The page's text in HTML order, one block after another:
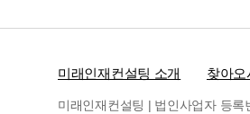
미래인재컨설팅 소개 찾아
미래인재컨설팅 | 법인사업자 등